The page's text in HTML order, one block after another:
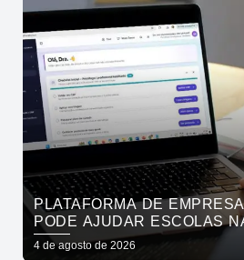
PLATAFORMA DE
PODE AJUDAR ESCOLAS
IDENTIFICAÇÃO PRECOCE
NEURODIVERGÊNCIA
4 de agosto de 2026